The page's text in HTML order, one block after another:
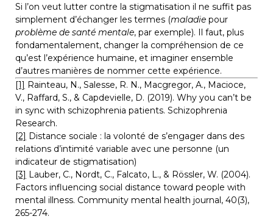
Si l’on veut lutter contre la stigmatisation il ne suffit pas
simplement d’échanger les termes (maladie pour
problème de santé mentale, par exemple). Il faut, plus
fondamentalement, changer la compréhension de ce
qu’est l’expérience humaine, et imaginer ensemble
d’autres manières de nommer cette expérience.
[1] Rainteau, N., Salesse, R. N., Macgregor, A., Macioce,
V., Raffard, S., & Capdevielle, D. (2019). Why you can’t be
in sync with schizophrenia patients. Schizophrenia
Research.
[2] Distance sociale : la volonté de s’engager dans des
relations d’intimité variable avec une personne (un
indicateur de stigmatisation)
[3] Lauber, C., Nordt, C., Falcato, L., & Rössler, W. (2004).
Factors influencing social distance toward people with
mental illness. Community mental health journal, 40(3),
265-274.